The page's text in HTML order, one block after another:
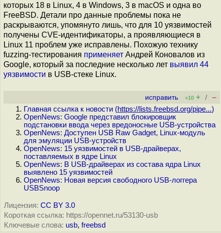
которых 18 в Linux, 4 в Windows, 3 в macOS и одна во
FreeBSD. Детали про данные проблемы пока не
раскрываются, упомянуто лишь, что для 10 уязвимостей
получены CVE-идентификаторы, а проявляющиеся в
Linux 11 проблем уже исправлены. Похожую технику
fuzzing-тестирования применяет Андрей Коновалов из
Google, который за последние несколько лет выявил 44
уязвимости в USB-стеке Linux.
исправить +10 + / –
Главная ссылка к новости (https://lists.freebsd.org/pipe...)
OpenNews: Google представил блокировщик
подстановки ввода через вредоносные USB-устройства
OpenNews: Доступен USB Raw Gadget, Linux-модуль
для эмуляции USB-устройств
OpenNews: 15 уязвимостей в USB-драйверах,
поставляемых в ядре Linux
OpenNews: В USB-драйверах из состава ядра Linux
выявлено 15 уязвимостей
OpenNews: Новая версия свободного USB-логгера
USBSnoop
Лицензия: CC BY 3.0
Короткая ссылка: https://opennet.ru/53130-usb
Ключевые слова: usb, freebsd